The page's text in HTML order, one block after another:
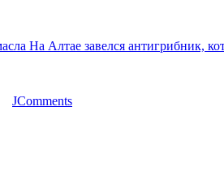
На Алтае завелся антигрибник,
JComments